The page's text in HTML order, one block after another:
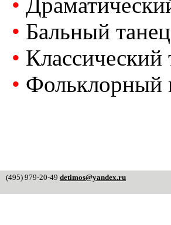
• Бальный танец
• Классический
• Фольклорный
(495) 979-20-49 detimos@yandex.ru